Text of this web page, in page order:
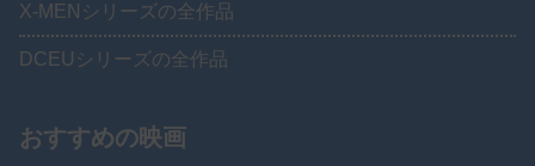
X-MENシリーズの全作品
DCEUシリーズの全作品
おすすめの映画